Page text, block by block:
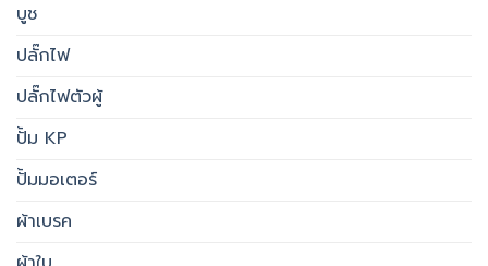
บูช
ปลั๊กไฟ
ปลั๊กไฟตัวผู้
ปั้ม KP
ปั้มมอเตอร์
ผ้าเบรค